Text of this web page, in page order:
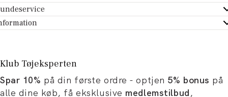
- Hjælpecenter
dit køb
Tøjeksperten
og artikler
Klub Tøjeksperten
Spar 10% på din første ordre - optjen 5% bonus på
alle dine køb, få eksklusive medlemstilbud,